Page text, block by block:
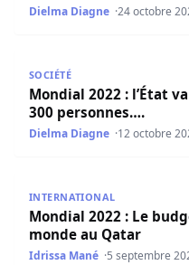
Dielma Diagne 24 octobre
SOCIÉTÉ
Mondial 2022 : l’État
300 personnes….
Dielma Diagne 12 octobre
INTERNATIONAL
Mondial 2022 : Le
monde au Qatar
Idrissa Mané 5 septembre